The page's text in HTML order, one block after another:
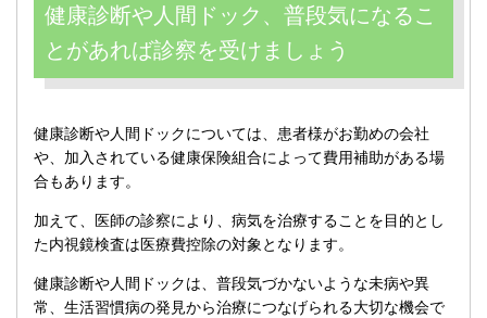
健康診断や人間ドック、普段気になるこ
とがあれば診察を受けましょう
健康診断や人間ドックについては、患者様がお勤めの会社
や、加入されている健康保険組合によって費用補助がある場
合もあります。
加えて、医師の診察により、病気を治療することを目的とし
た内視鏡検査は医療費控除の対象となります。
健康診断や人間ドックは、普段気づかないような未病や異
常、生活習慣病の発見から治療につなげられる大切な機会で